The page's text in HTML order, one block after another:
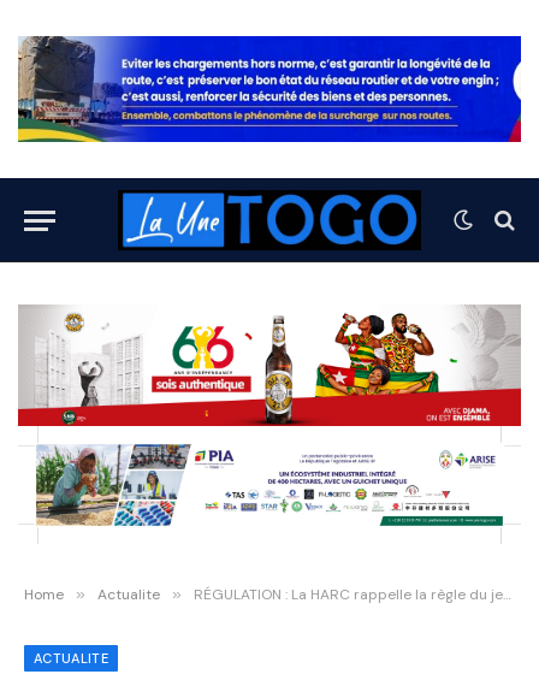
Home » Actualite » RÉGULATION : La HARC rappelle la règle du jeu, pas de publicité sans visa préalable
ACTUALITE